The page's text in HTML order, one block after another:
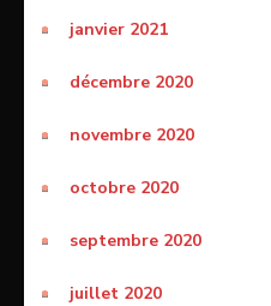
janvier 2021
décembre 2020
novembre 2020
octobre 2020
septembre 2020
juillet 2020